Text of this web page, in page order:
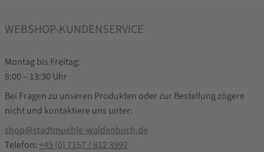
WEBSHOP-KUNDENSERVICE
Montag bis Freitag:
8:00 – 13:30 Uhr
Bei Fragen zu unseren Produkten oder zur Bestellung zögere
nicht und kontaktiere uns unter:
shop@stadtmuehle-waldenbuch.de
Telefon: +49 (0) 7157 / 812 3992